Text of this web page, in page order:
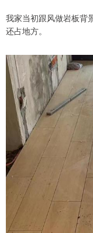
我家当初跟风做岩板背
还占地方。